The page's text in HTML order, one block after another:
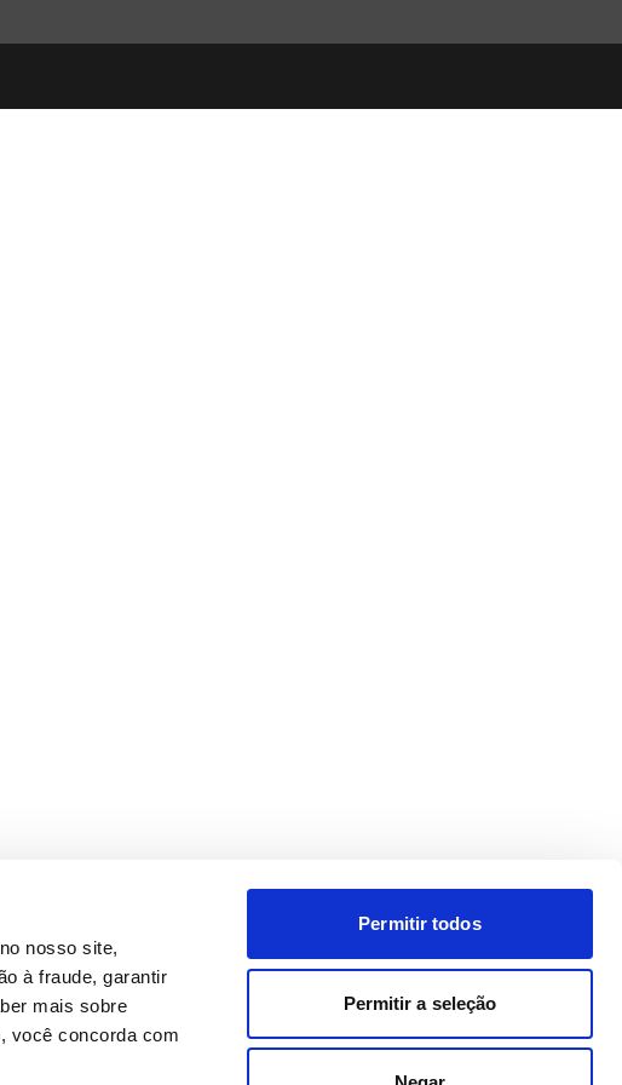
nosso site,
à fraude, garantir
mais sobre
você concorda com
Permitir todos
Permitir a seleção